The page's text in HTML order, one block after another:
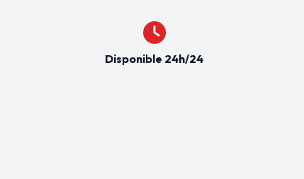
Disponible 24h/24